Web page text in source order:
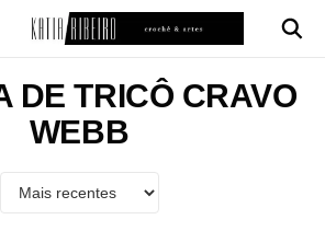
DE TRICÔ CRAVO
WEBB